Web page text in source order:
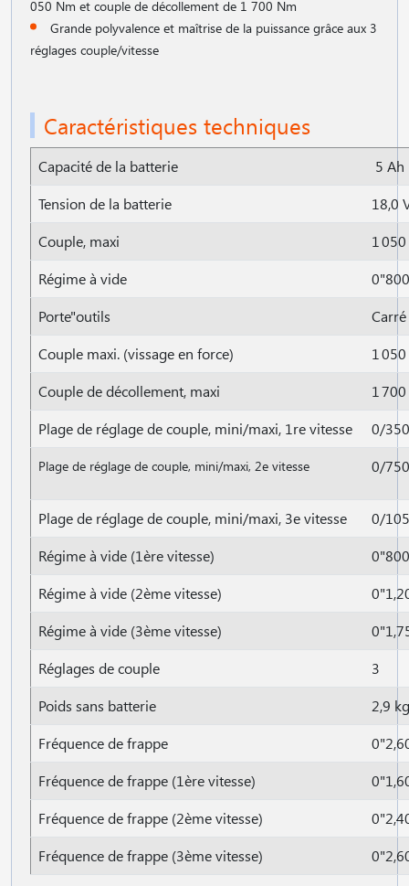
050 Nm et couple de décollement de 1 700 Nm
Grande polyvalence et maîtrise de la puissance grâce aux 3
réglages couple/vitesse
Caractéristiques techniques
Capacité de la batterie
5 Ah
Tension de la batterie
18,0
Couple, maxi
1
Régime à vide
Porte"outils
Carré
Couple maxi. (vissage en force)
1
Couple de décollement, maxi
1
Plage de réglage de couple, mini/maxi, 1re vitesse
0/
Plage de réglage de couple, mini/maxi, 2e vitesse 0/
Plage de réglage de couple, mini/maxi, 3e vitesse
0/
Régime à vide (1ère vitesse)
Régime à vide (2ème vitesse)
Régime à vide (3ème vitesse)
Réglages de couple
3
Poids sans batterie
2,9 kg
Fréquence de frappe
Fréquence de frappe (1ère vitesse)
Fréquence de frappe (2ème vitesse)
Fréquence de frappe (3ème vitesse)